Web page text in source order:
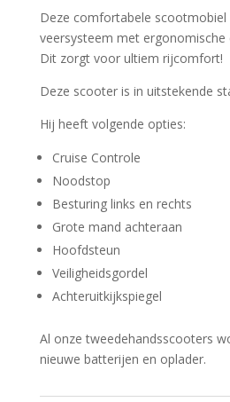
Deze comfortabele
veersysteem met ergonomische
Dit zorgt voor ultiem rijcomfort!
Deze scooter is in uitstekende
Hij heeft volgende opties:
Cruise Controle
Noodstop
Besturing links en rechts
Grote mand achteraan
Hoofdsteun
Veiligheidsgordel
Achteruitkijkspiegel
Al onze tweedehandsscooters
nieuwe batterijen en oplader.